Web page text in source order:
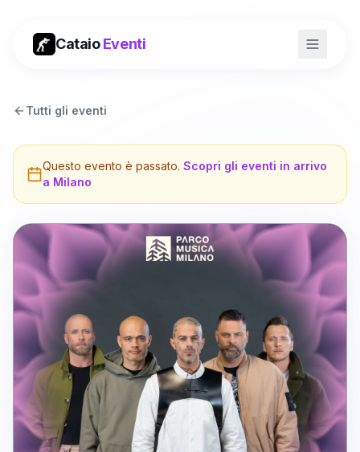
CataioEventi
Tutti gli eventi
Questo evento è passato. Scopri gli eventi in arrivo
a Milano